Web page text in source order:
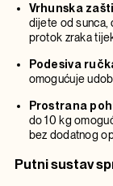
Vrhunska
dijete od sunca,
protok zraka
Podesiva
omogućuje
Prostrana
do 10 kg
bez dodatnog
Putni sustav